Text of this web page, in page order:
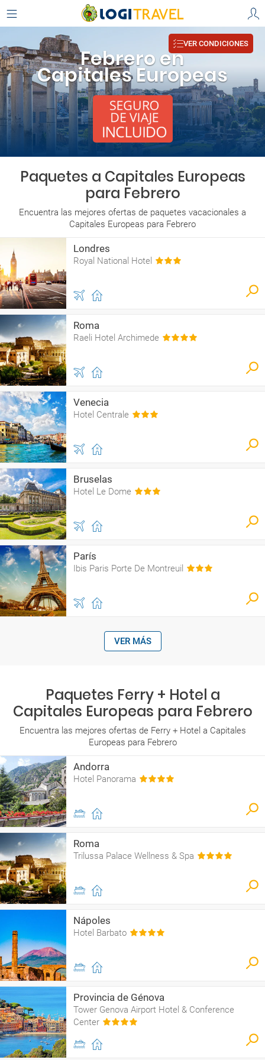
Febrero en
Capitales Europeas
VER CONDICIONES
Paquetes a Capitales Europeas
para Febrero
Encuentra las mejores ofertas de paquetes vacacionales a
Capitales Europeas para Febrero
Londres
Royal National Hotel
Roma
Raeli Hotel Archimede
Venecia
Hotel Centrale
Bruselas
Hotel Le Dome
París
Ibis Paris Porte De Montreuil
VER MÁS
Paquetes Ferry + Hotel a
Capitales Europeas para Febrero
Encuentra las mejores ofertas de Ferry + Hotel a Capitales
Europeas para Febrero
Andorra
Hotel Panorama
Roma
Trilussa Palace Wellness & Spa
Nápoles
Hotel Barbato
Provincia de Génova
Tower Genova Airport Hotel & Conference
Center